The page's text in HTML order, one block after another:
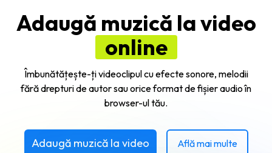
Adaugă muzică la video
online
Îmbunătățește-ți videoclipul cu efecte sonore, melodii
fără drepturi de autor sau orice format de fișier audio în
browser-ul tău.
Adaugă muzică la video Află mai multe